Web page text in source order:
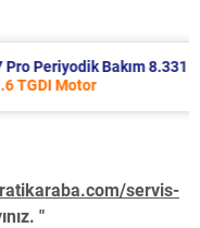
Bakım 8.331 TL
servis-
"